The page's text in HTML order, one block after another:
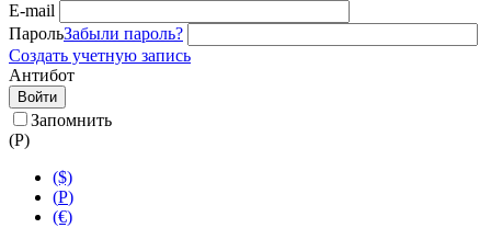
E-mail
ПарольЗабыли пароль?
Создать учетную запись
Антибот
Войти
Запомнить
(Р)
($)
(Р)
(€)